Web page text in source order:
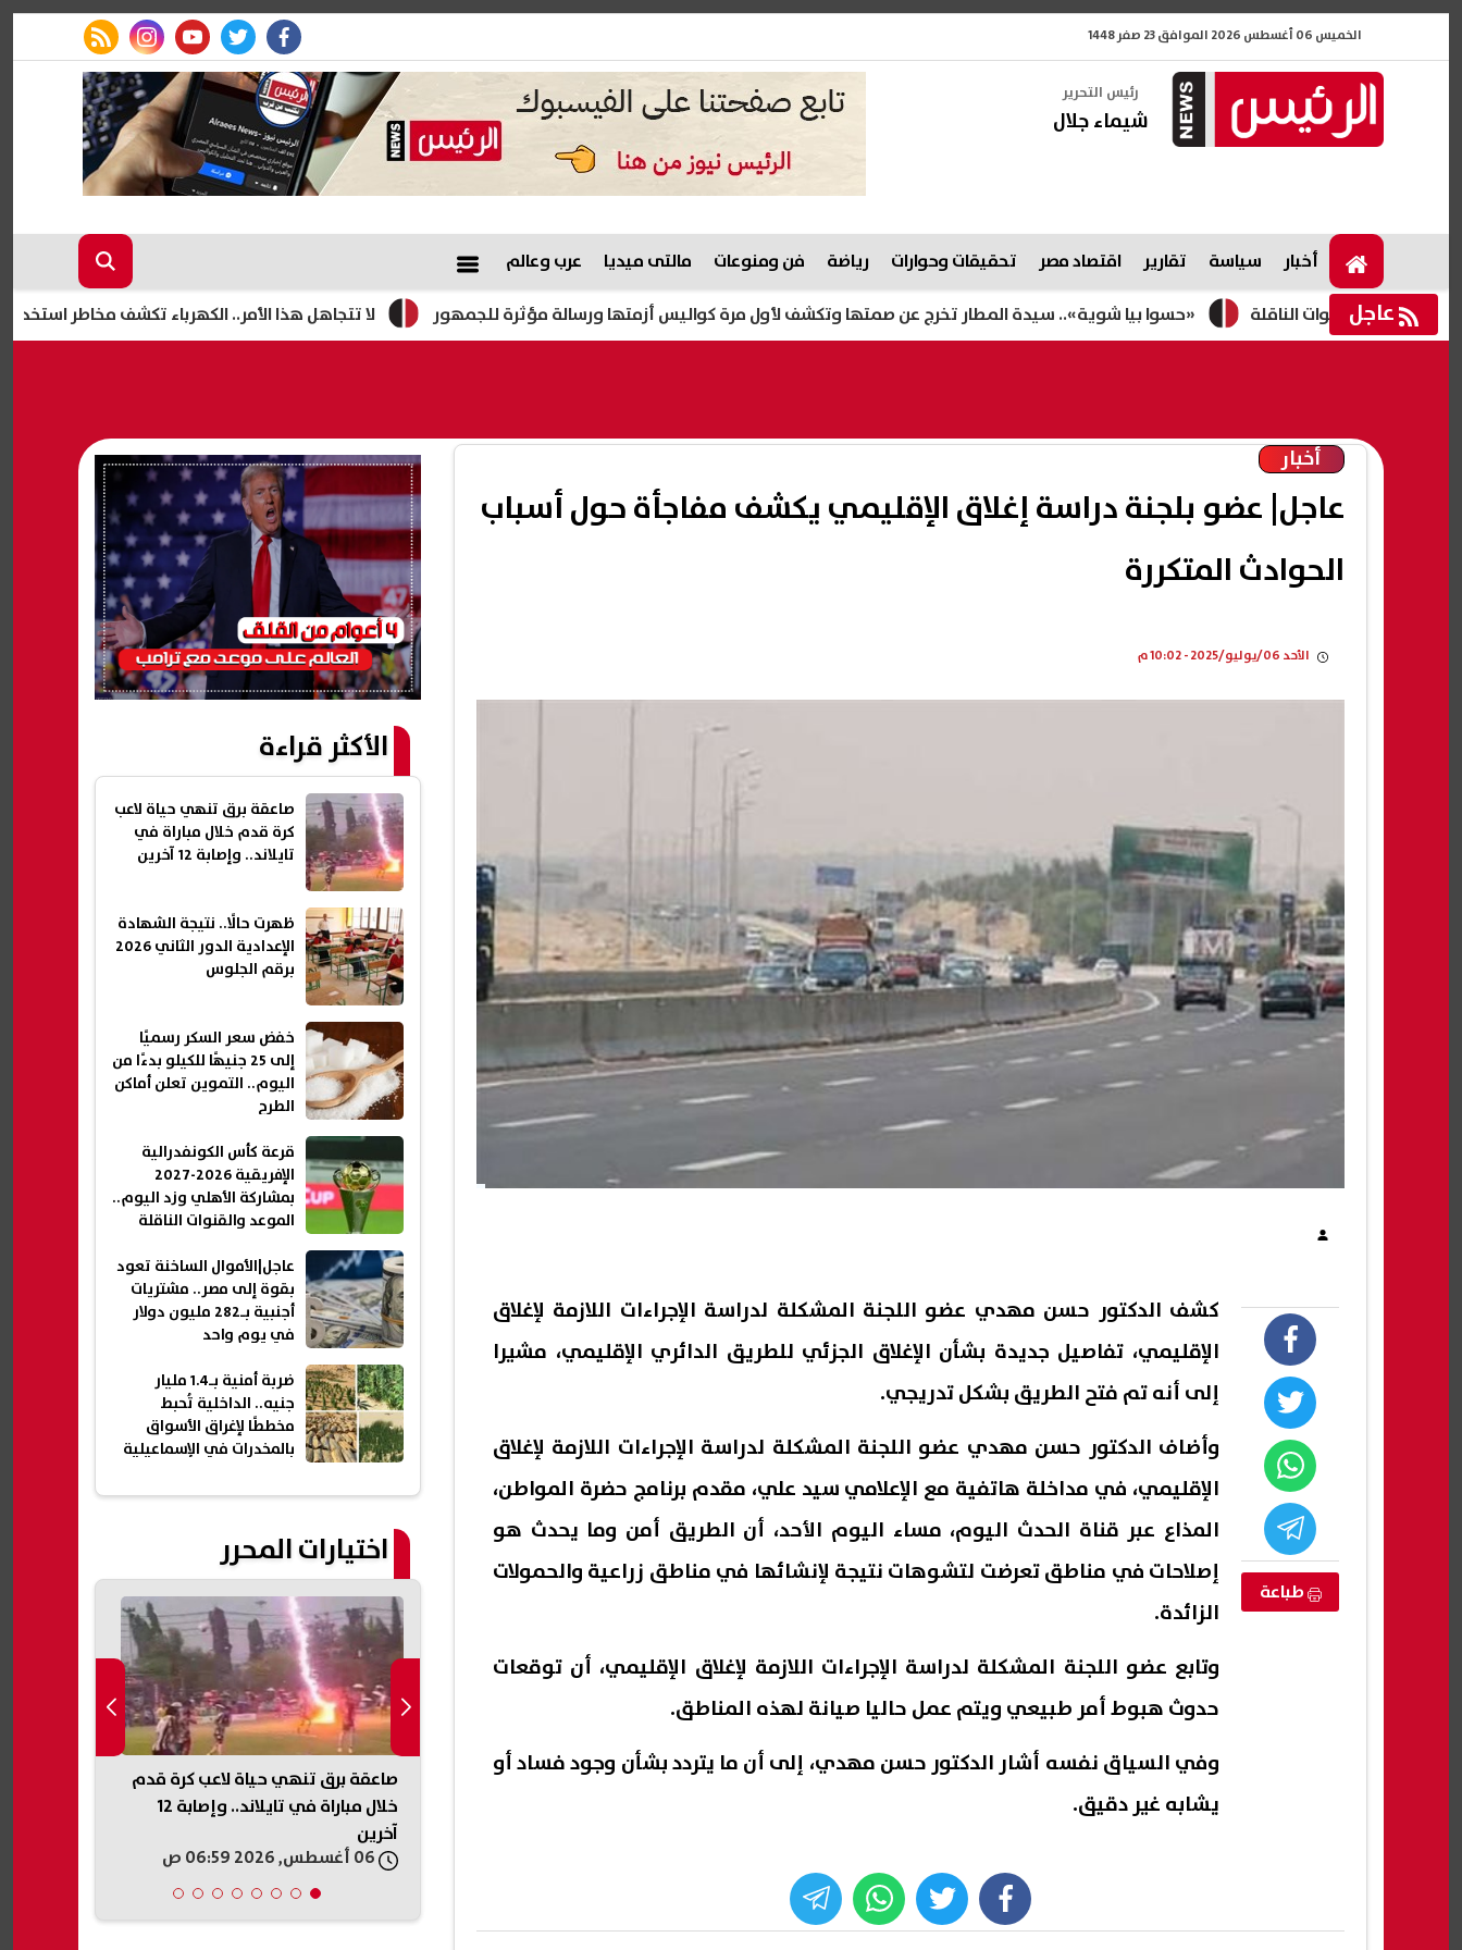
الخميس 06 أغسطس 2026 الموافق 23 صفر 1448
facebook
twitter
youtube
instagram
rss feed
رئيس التحرير
شيماء جلال
أخبار سياسة تقارير اقتصاد مصر تحقيقات وحوارات رياضة فن ومنوعات مالتى ميديا عرب وعالم
عاجل لا تتجاهل هذا الأمر.. الكهرباء تكشف مخاطر استخدام الشواحن «حسوا بيا شوية».. سيدة المطار تخرج عن صمتها وتكشف لأول مرة كواليس أزمتها ورسالة مؤثرة للجمهور
أخبار
عاجل| عضو بلجنة دراسة إغلاق الإقليمي يكشف مفاجأة حول أسباب
الحوادث المتكررة
الأحد 06/يوليو/2025 - 10:02 م
طباعة
كشف الدكتور حسن مهدي عضو اللجنة المشكلة لدراسة الإجراءات اللازمة لإغلاق
الإقليمي، تفاصيل جديدة بشأن الإغلاق الجزئي للطريق الدائري الإقليمي، مشيرا
إلى أنه تم فتح الطريق بشكل تدريجي.
وأضاف الدكتور حسن مهدي عضو اللجنة المشكلة لدراسة الإجراءات اللازمة لإغلاق
الإقليمي، في مداخلة هاتفية مع الإعلامي سيد علي، مقدم برنامج حضرة المواطن،
المذاع عبر قناة الحدث اليوم، مساء اليوم الأحد، أن الطريق أمن وما يحدث هو
إصلاحات في مناطق تعرضت لتشوهات نتيجة لإنشائها في مناطق زراعية والحمولات
الزائدة.
وتابع عضو اللجنة المشكلة لدراسة الإجراءات اللازمة لإغلاق الإقليمي، أن توقعات
حدوث هبوط أمر طبيعي ويتم عمل حاليا صيانة لهذه المناطق.
وفي السياق نفسه أشار الدكتور حسن مهدي، إلى أن ما يتردد بشأن وجود فساد أو
يشابه غير دقيق.
facebook
twitter
whats
الأكثر قراءة
صاعقة برق تنهي حياة لاعب
كرة قدم خلال مباراة في
تايلاند.. وإصابة 12 آخرين
ظهرت حالًا.. نتيجة الشهادة
الإعدادية الدور الثاني 2026
برقم الجلوس
خفض سعر السكر رسميًا
إلى 25 جنيهًا للكيلو بدءًا من
اليوم.. التموين تعلن أماكن
الطرح
قرعة كأس الكونفدرالية
الإفريقية 2026-2027
بمشاركة الأهلي وزد اليوم..
الموعد والقنوات الناقلة
عاجل|الأموال الساخنة تعود
بقوة إلى مصر.. مشتريات
أجنبية بـ282 مليون دولار
في يوم واحد
ضربة أمنية بـ1.4 مليار
جنيه.. الداخلية تُحبط
مخططًا لإغراق الأسواق
بالمخدرات في الإسماعيلية
اختيارات المحرر
هجوم بالسكين في قلب لندن.. إصابة
ترامب: أفضل الاتفاق مع إيران.. لكننا
جريمة أسرية مروعة بالإسكندرية..
صاعقة برق تنهي حياة لاعب كرة قدم
خلال مباراة في تايلاند.. وإصابة 12
آخرين